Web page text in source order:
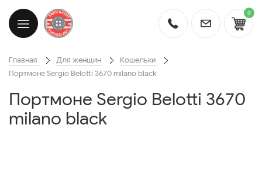
0
Главная Для женщин
Кошельки
Портмоне Sergio Belotti 3670 milano black
Портмоне Sergio Belotti 3670
milano black